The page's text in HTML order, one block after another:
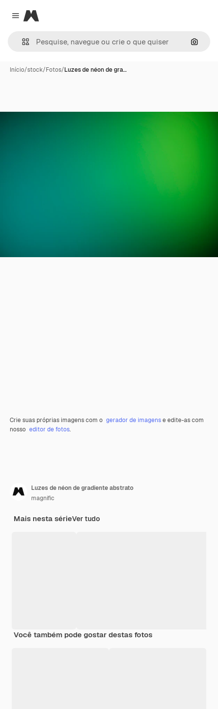
Close menu
Magnific
Início/stock/Fotos/Luzes de néon de gra…
Crie suas próprias imagens com o gerador de imagense edite-as com
nosso editor de fotos.
Luzes de néon de gradiente abstrato
magnific
Mais nesta sérieVer tudo
Você também pode gostar destas fotos